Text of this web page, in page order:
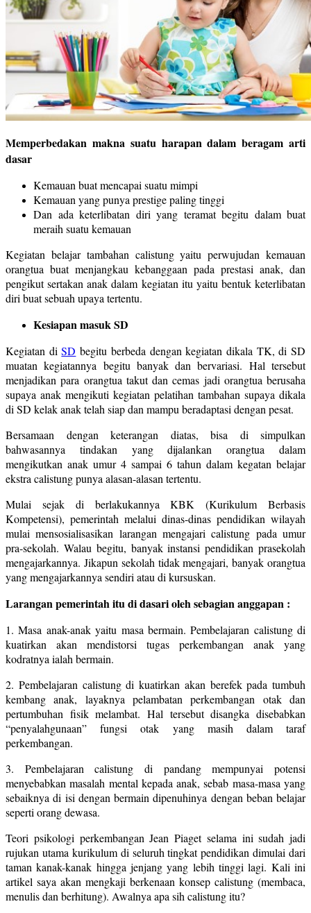
Memperbedakan makna suatu harapan dalam beragam arti
dasar
Kemauan buat mencapai suatu mimpi
Kemauan yang punya prestige paling tinggi
Dan ada keterlibatan diri yang teramat begitu dalam buat
meraih suatu kemauan
Kegiatan belajar tambahan calistung yaitu perwujudan kemauan
orangtua buat menjangkau kebanggaan pada prestasi anak, dan
pengikut sertakan anak dalam kegiatan itu yaitu bentuk keterlibatan
diri buat sebuah upaya tertentu.
Kesiapan masuk SD
Kegiatan diSD begitu berbeda dengan kegiatan dikala TK, di SD
muatan kegiatannya begitu banyak dan bervariasi. Hal tersebut
menjadikan para orangtua takut dan cemas jadi orangtua berusaha
supaya anak mengikuti kegiatan pelatihan tambahan supaya dikala
di SD kelak anak telah siap dan mampu beradaptasi dengan pesat.
Bersamaan dengan keterangan diatas, bisa di simpulkan
bahwasannya tindakan yang dijalankan orangtua dalam
mengikutkan anak umur 4 sampai 6 tahun dalam kegatan belajar
ekstra calistung punya alasan-alasan tertentu.
Mulai sejak di berlakukannya KBK (Kurikulum Berbasis
Kompetensi), pemerintah melalui dinas-dinas pendidikan wilayah
mulai mensosialisasikan larangan mengajari calistung pada umur
pra-sekolah. Walau begitu, banyak instansi pendidikan prasekolah
mengajarkannya. Jikapun sekolah tidak mengajari, banyak orangtua
yang mengajarkannya sendiri atau di kursuskan.
Larangan pemerintah itu di dasari oleh sebagian anggapan :
1. Masa anak-anak yaitu masa bermain. Pembelajaran calistung di
kuatirkan akan mendistorsi tugas perkembangan anak yang
kodratnya ialah bermain.
2. Pembelajaran calistung di kuatirkan akan berefek pada tumbuh
kembang anak, layaknya pelambatan perkembangan otak dan
pertumbuhan fisik melambat. Hal tersebut disangka disebabkan
“penyalahgunaan” fungsi otak yang masih dalam taraf
perkembangan.
3. Pembelajaran calistung di pandang mempunyai potensi
menyebabkan masalah mental kepada anak, sebab masa-masa yang
sebaiknya di isi dengan bermain dipenuhinya dengan beban belajar
seperti orang dewasa.
Teori psikologi perkembangan Jean Piaget selama ini sudah jadi
rujukan utama kurikulum di seluruh tingkat pendidikan dimulai dari
taman kanak-kanak hingga jenjang yang lebih tinggi lagi. Kali ini
artikel saya akan mengkaji berkenaan konsep calistung (membaca,
menulis dan berhitung). Awalnya apa sih calistung itu?